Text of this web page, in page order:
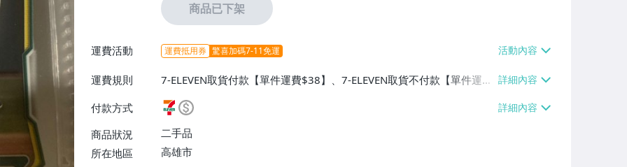
商品已下架
運費活動 運費抵用券 驚喜加碼7-11免運
運費規則
7-ELEVEN取貨付款【單件運費$38】、7-ELEVEN取貨不付款【單件運費
$38】
付款方式
商品狀況
二手品
所在地區
高雄市